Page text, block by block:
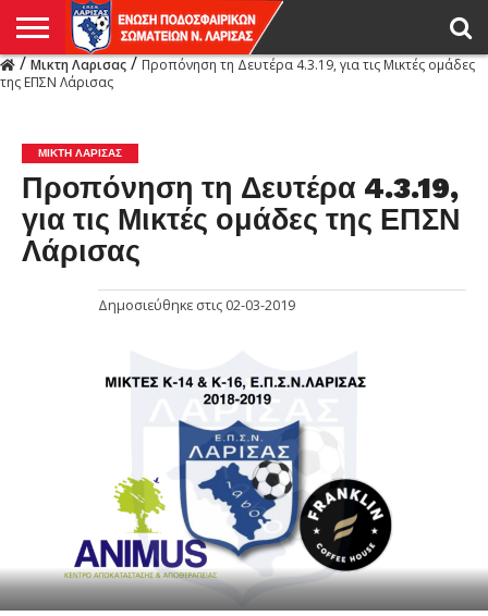
Η
ΕΝΩΣΗ
ΑΓΩΝΙΣΤΙΚΑ
ΜΙΚΤΉ
ΔΙΑΙΤΗΣΙΑ
ΠΡΩΤΑΘΛΗΜΑΤΑ
ΥΠΟΔΟΜΕΣ
ΚΥΠΕΛΛΟ
ΑΜΕΣΑ
LIVE
ΝΕΑ
ΠΡΩΤΑΘΛΗΜΑΤΑ
ΚΥΠΕΛΛΟ
ΥΠΟΔΟΜΕΣ
ΠΕΙΘΑΡΧΙΚΟ
ΜΙΚΤΗ
ΠΑΡΑΤΗΡΗΤΕΣ
ΠΡΟΠΟΝΗΤΕΣ
ΔΙΑΙΤΗΤΕΣ
VIDEO
ΓΕΝΙΚΑ
ΑΦΙΕΡΩΜΑΤΑ
ΕΚΔΗΛΩΣΕΙΣ
ΕΠΙΚΟΙΝΩΝΙΑ
/Μικτη Λαρισας/Προπόνηση τη Δευτέρα 4.3.19, για τις Μικτές ομάδες
της ΕΠΣΝ Λάρισας
ΜΙΚΤΗ ΛΑΡΙΣΑΣ
Προπόνηση τη Δευτέρα 4.3.19,
για τις Μικτές ομάδες της ΕΠΣΝ
Λάρισας
Δημοσιεύθηκε στις 02-03-2019